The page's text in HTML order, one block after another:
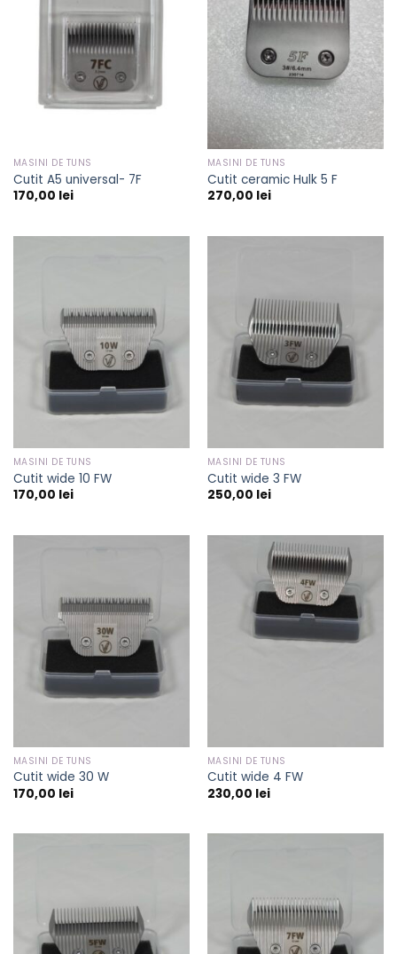
MASINI DE TUNS
Cutit A5 universal- 7F
170,00 lei
MASINI DE TUNS
Cutit ceramic Hulk 5 F
270,00 lei
MASINI DE TUNS
Cutit wide 10 FW
170,00 lei
MASINI DE TUNS
Cutit wide 3 FW
250,00 lei
MASINI DE TUNS
Cutit wide 30 W
170,00 lei
MASINI DE TUNS
Cutit wide 4 FW
230,00 lei